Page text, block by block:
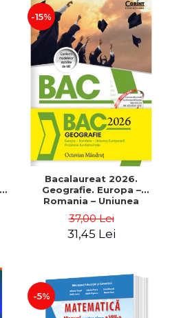
-15%
Bacalaureat 2026.
Geografie. Europa –
Romania – Uniunea
fundamentale - Octavian
Mandrut
37,00 Lei
31,45 Lei
-5%